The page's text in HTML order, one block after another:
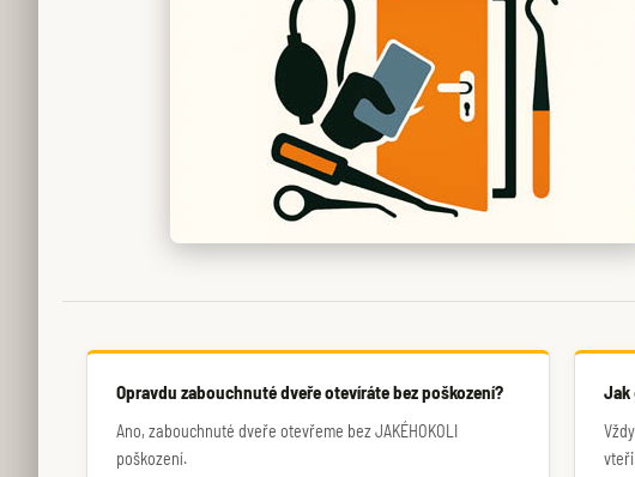
Opravdu zabouchnuté dveře otevíráte bez poškození?
Ano, zabouchnuté dveře otevřeme bez JAKÉHOKOLI
poškození.
Jak